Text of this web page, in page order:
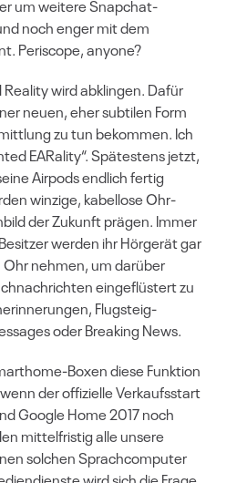
um weitere Snapchat-
noch enger mit dem
Periscope, anyone?
wird abklingen. Dafür
neuen, eher subtilen Form
zu tun bekommen. Ich
EARality“. Spätestens jetzt,
Airpods endlich fertig
winzige, kabellose Ohr-
der Zukunft prägen. Immer
werden ihr Hörgerät gar
nehmen, um darüber
eingeflüstert zu
Flugsteig-
oder Breaking News.
Boxen diese Funktion
der offizielle Verkaufsstart
Google Home 2017 noch
mittelfristig alle unsere
solchen Sprachcomputer